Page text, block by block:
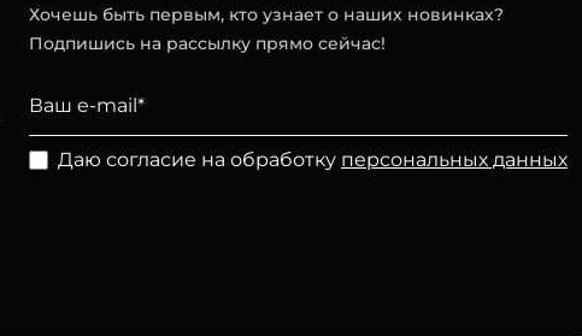
Хочешь быть первым, кто узнает о наших новинках?
Подпишись на рассылку прямо сейчас!
Даю согласие на обработку персональных данных